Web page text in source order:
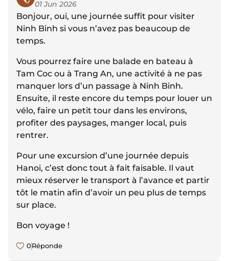
01 Jun 2026
Bonjour, oui, une journée suffit pour visiter
Ninh Binh si vous n’avez pas beaucoup de
temps.
Vous pourrez faire une balade en bateau à
Tam Coc ou à Trang An, une activité à ne pas
manquer lors d’un passage à Ninh Binh.
Ensuite, il reste encore du temps pour louer un
vélo, faire un petit tour dans les environs,
profiter des paysages, manger local, puis
rentrer.
Pour une excursion d’une journée depuis
Hanoi, c’est donc tout à fait faisable. Il vaut
mieux réserver le transport à l’avance et partir
tôt le matin afin d’avoir un peu plus de temps
sur place.
Bon voyage !
0 Réponde